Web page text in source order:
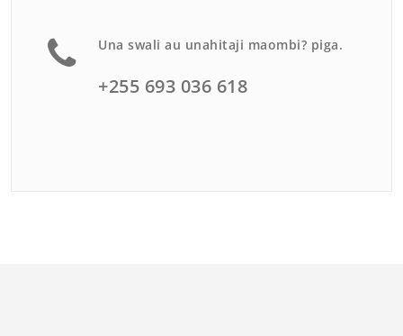
Una swali au unahitaji maombi? piga.
+255 693 036 618